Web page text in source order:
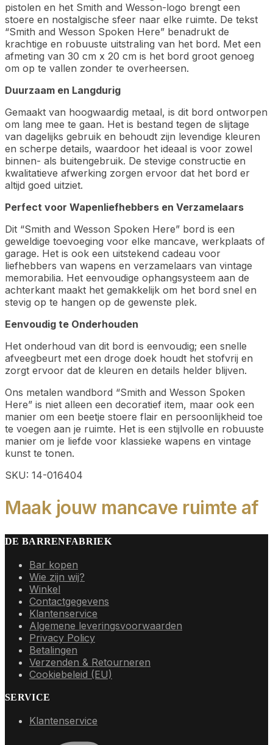
pistolen en het Smith and Wesson-logo brengt een
stoere en nostalgische sfeer naar elke ruimte. De tekst
“Smith and Wesson Spoken Here” benadrukt de
krachtige en robuuste uitstraling van het bord. Met een
afmeting van 30 cm x 20 cm is het bord groot genoeg
om op te vallen zonder te overheersen.
Duurzaam en Langdurig
Gemaakt van hoogwaardig metaal, is dit bord ontworpen
om lang mee te gaan. Het is bestand tegen de slijtage
van dagelijks gebruik en behoudt zijn levendige kleuren
en scherpe details, waardoor het ideaal is voor zowel
binnen- als buitengebruik. De stevige constructie en
kwalitatieve afwerking zorgen ervoor dat het bord er
altijd goed uitziet.
Perfect voor Wapenliefhebbers en Verzamelaars
Dit “Smith and Wesson Spoken Here” bord is een
geweldige toevoeging voor elke mancave, werkplaats of
garage. Het is ook een uitstekend cadeau voor
liefhebbers van wapens en verzamelaars van vintage
memorabilia. Het eenvoudige ophangsysteem aan de
achterkant maakt het gemakkelijk om het bord snel en
stevig op te hangen op de gewenste plek.
Eenvoudig te Onderhouden
Het onderhoud van dit bord is eenvoudig; een snelle
afveegbeurt met een droge doek houdt het stofvrij en
zorgt ervoor dat de kleuren en details helder blijven.
Ons metalen wandbord “Smith and Wesson Spoken
Here” is niet alleen een decoratief item, maar ook een
manier om een beetje stoere flair en persoonlijkheid toe
te voegen aan je ruimte. Het is een stijlvolle en robuuste
manier om je liefde voor klassieke wapens en vintage
kunst te tonen.
SKU: 14-016404
Maak jouw mancave ruimte af
DE BARRENFABRIEK
Bar kopen
Wie zijn wij?
Winkel
Contactgegevens
Klantenservice
Algemene leveringsvoorwaarden
Privacy Policy
Betalingen
Verzenden & Retourneren
Cookiebeleid (EU)
SERVICE
Klantenservice